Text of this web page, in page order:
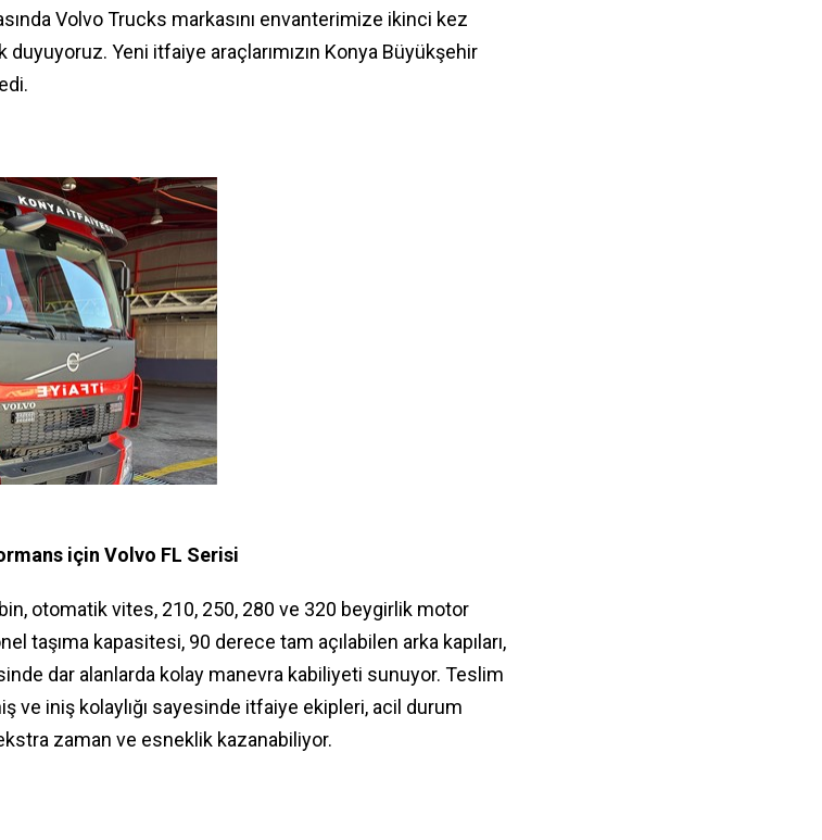
Volvo Trucks markasını envanterimize ikinci kez
Yeni itfaiye araçlarımızın Konya Büyükşehir
için Volvo FL Serisi
otomatik vites, 210, 250, 280 ve 320 beygirlik motor
taşıma kapasitesi, 90 derece tam açılabilen arka kapıları,
dar alanlarda kolay manevra kabiliyeti sunuyor. Teslim
ve iniş kolaylığı sayesinde itfaiye ekipleri, acil durum
zaman ve esneklik kazanabiliyor.